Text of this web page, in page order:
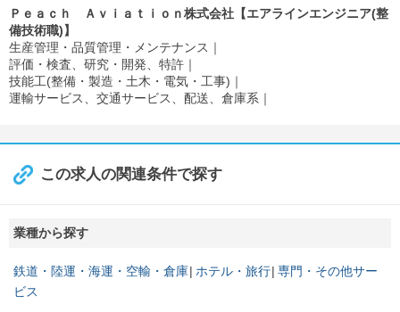
Ｐｅａｃｈ Ａｖｉａｔｉｏｎ株式会社【エアラインエンジニア(整
備技術職)】
生産管理・品質管理・メンテナンス
評価・検査、研究・開発、特許
技能工(整備・製造・土木・電気・工事)
運輸サービス、交通サービス、配送、倉庫系
この求人の関連条件で探す
業種から探す
鉄道・陸運・海運・空輸・倉庫 ホテル・旅行 専門・その他サー
ビス